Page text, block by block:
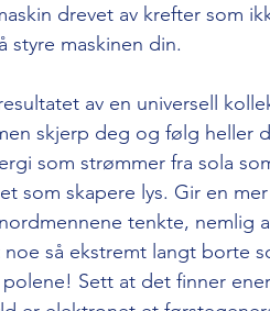
drevet av krefter som
maskinen din.
av en universell
skjerp deg og følg heller
som strømmer fra sola
som skapere lys. Gir en
tenkte, nemlig
så ekstremt langt borte
Sett at det finner